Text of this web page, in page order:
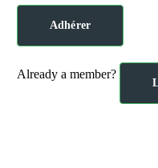
Adhérer
Already a member?